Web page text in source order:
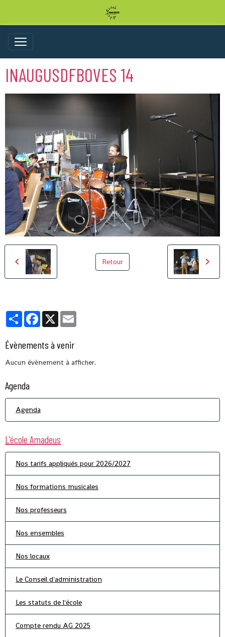
INAUGUSDFBOVES 14
Retour
PartagerFacebook
X
Évènements à venir
Aucun évènement à afficher.
Agenda
Agenda
L'école Amadeus
Nos tarifs appliqués pour 2026/2027
Nos formations musicales
Nos professeurs
Nos ensembles
Nos locaux
Le Conseil d'administration
Les statuts de l'école
Compte rendu AG 2025